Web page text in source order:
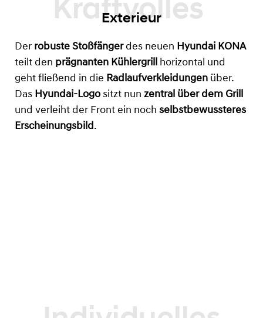
Exterieur
Der robuste Stoßfängerdes neuen Hyundai KONA
teilt den prägnanten Kühlergrill
horizontal und
geht fließend in die Radlaufverkleidungen über.
Das Hyundai-Logo sitzt nun zentral über dem Grill
und verleiht der Front ein noch selbstbewussteres
Erscheinungsbild .